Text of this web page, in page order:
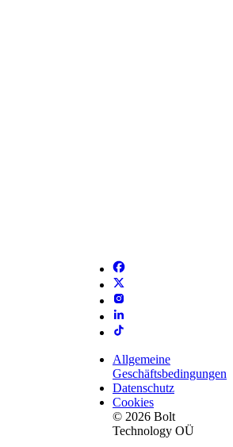
Allgemeine
Geschäftsbedingungen
Datenschutz
Cookies
© 2026 Bolt
Technology OÜ